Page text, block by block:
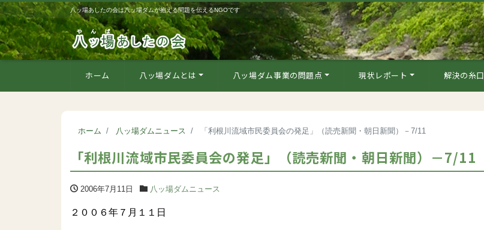
八ッ場あしたの会は八ッ場ダムが抱える問題を伝えるNGOです
ホーム 八ッ場ダムとは 八ッ場ダム事業の問題点 現状レポート 解決の糸口
ホーム 八ッ場ダムニュース 「利根川流域市民委員会の発足」（読売新聞・朝日新聞）－7/11
「利根川流域市民委員会の発足」（読売新聞・朝日新聞）－7/11
2006年7月11日 八ッ場ダムニュース
２００６年７月１１日